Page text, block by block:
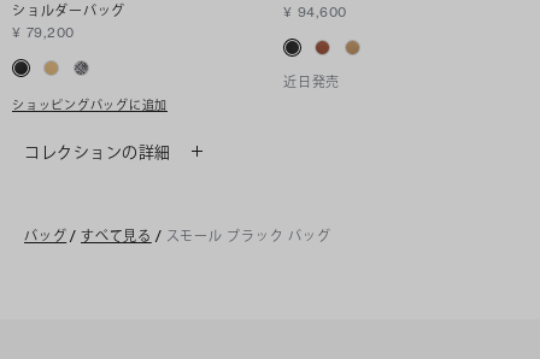
ショルダーバッグ
¥ 79,200
ショッピングバッグに追加
¥ 94,600
近日発売
コレクションの詳細
バッグ / すべて見る / スモール ブラック バッグ